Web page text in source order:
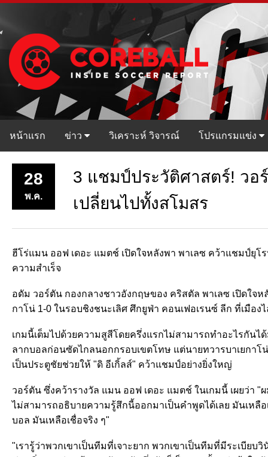
หน้าแรก ข่าว วิเคราะห์ วิจารณ์ โปรแกรมแข่ง
28
พ.ค.
3 แชมป์ประวัติศาสตร์! วอ
เปลี่ยนไปทั้งสโมสร
ฮีโร่แมน ออฟ เดอะ แมตช์ เปิดใจหลังพา พาเลซ คว้าแชมป์ยุ
ความสำเร็จ
อดัม วอร์ตัน กองกลางชาวอังกฤษของ คริสตัล พาเลซ เปิดใจ
กาโน่ 1-0 ในรอบชิงชนะเลิศ ศึกยูฟ่า คอนเฟอเรนซ์ ลีก ที่เมือ
เกมนี้เต็มไปด้วยความสูสีโดยครึ่งแรกไม่สามารถทำอะไรกัน
ลากบอลก่อนซัดไกลนอกกรอบเขตโทษ แต่นายทวารบาเยกา
เป็นประตูชัยช่วยให้ "ดิ อีเกิ้ลส์" คว้าแชมป์อย่างยิ่งใหญ่
วอร์ตัน ซึ่งคว้ารางวัล แมน ออฟ เดอะ แมตช์ ในเกมนี้ เผยว่า
ไม่สามารถอธิบายความรู้สึกนี้ออกมาเป็นคำพูดได้เลย มันเห
บอล มันเหลือเชื่อจริง ๆ"
"เรารู้ว่าพวกเขาเป็นทีมที่เจาะยาก พวกเขาเป็นทีมที่มีระเบี